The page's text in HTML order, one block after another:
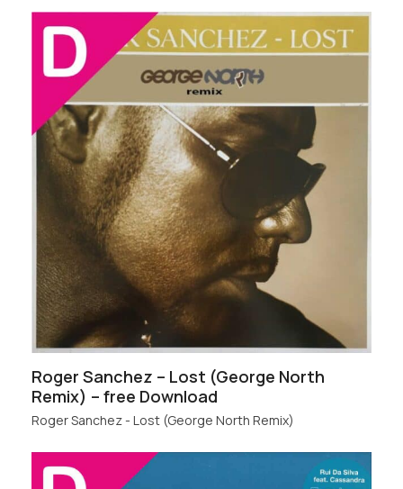
Roger Sanchez – Lost (George North
Remix) – free Download
Roger Sanchez - Lost (George North Remix)